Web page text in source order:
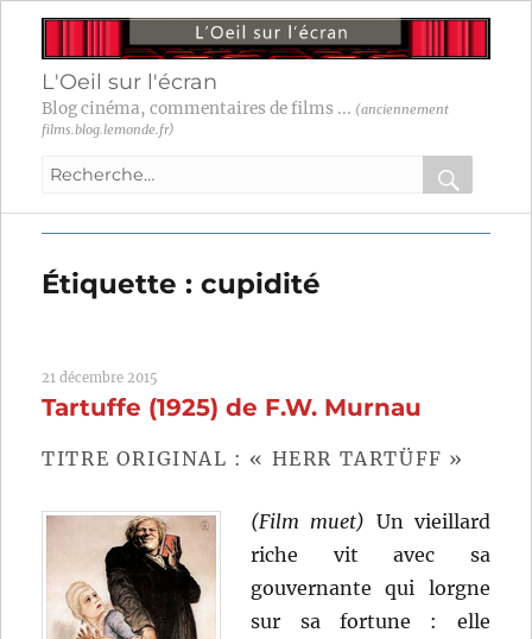
L'Oeil sur l'écran
Blog cinéma, commentaires de films ... (anciennement
films.blog.lemonde.fr)
Recherche
:
OK
Étiquette :cupidité
21 décembre 2015
Tartuffe (1925) de F.W. Murnau
TITRE ORIGINAL : « HERR TARTÜFF »
(Film muet) Un vieillard
riche vit avec sa
gouvernante qui lorgne
sur sa fortune : elle